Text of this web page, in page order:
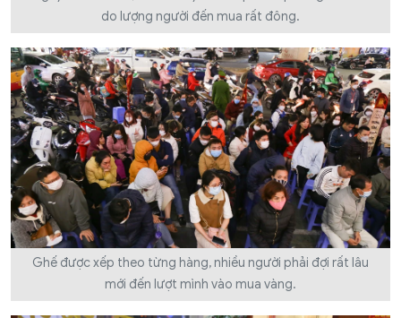
do lượng người đến mua rất đông.
Ghế được xếp theo từng hàng, nhiều người phải đợi rất lâu
mới đến lượt mình vào mua vàng.